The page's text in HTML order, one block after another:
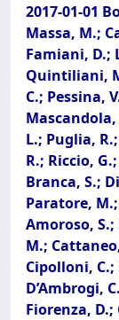
2017-01-01
Massa, M.;
Famiani, D.;
Quintiliani,
C.; Pessina,
Mascandola,
L.; Puglia,
R.; Riccio,
Branca, S.;
Paratore,
Amoroso,
M.;
Cipolloni,
D’Ambrogi,
Fiorenza, D.;